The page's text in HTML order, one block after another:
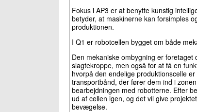
Fokus i AP3 er at benytte kunstig
betyder, at maskinerne kan forsimples
produktionen.
I Q1 er robotcellen bygget om både
Den mekaniske ombygning er
slagtekroppe, men også for at få en
hvorpå den endelige produktionscelle
transportbånd, der fører dem ind i
bearbejdningen med robotterne. Efter
ud af cellen igen, og det vil give
bevægelse.